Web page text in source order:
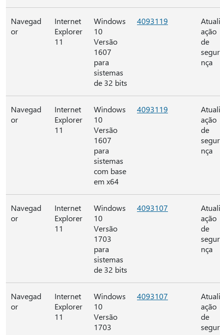
Navegad
or
Internet
Explorer
11
Windows
10
Versão
1607
para
sistemas
de 32 bits
4093119
ação
de
nça
Navegad
or
Internet
Explorer
11
Windows
10
Versão
1607
para
sistemas
com base
em x64
4093119
ação
de
nça
Navegad
or
Internet
Explorer
11
Windows
10
Versão
1703
para
sistemas
de 32 bits
4093107
ação
de
nça
Navegad
or
Internet
Explorer
11
Windows
10
Versão
1703
4093107
ação
de